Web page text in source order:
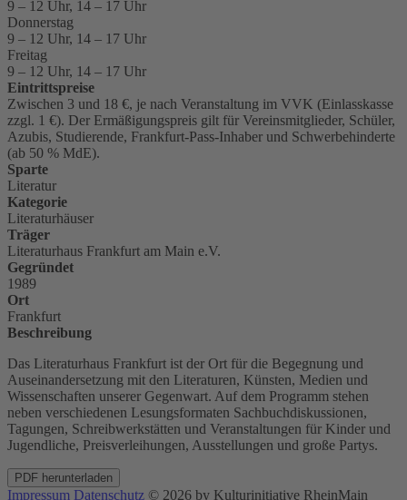
9 – 12 Uhr, 14 – 17 Uhr
Donnerstag
9 – 12 Uhr, 14 – 17 Uhr
Freitag
9 – 12 Uhr, 14 – 17 Uhr
Eintrittspreise
Zwischen 3 und 18 €, je nach Veranstaltung im VVK (Einlasskasse
zzgl. 1 €). Der Ermäßigungspreis gilt für Vereinsmitglieder, Schüler,
Azubis, Studierende, Frankfurt-Pass-Inhaber und Schwerbehinderte
(ab 50 % MdE).
Sparte
Literatur
Kategorie
Literaturhäuser
Träger
Literaturhaus Frankfurt am Main e.V.
Gegründet
1989
Ort
Frankfurt
Beschreibung
Das Literaturhaus Frankfurt ist der Ort für die Begegnung und
Auseinandersetzung mit den Literaturen, Künsten, Medien und
Wissenschaften unserer Gegenwart. Auf dem Programm stehen
neben verschiedenen Lesungsformaten Sachbuchdiskussionen,
Tagungen, Schreibwerkstätten und Veranstaltungen für Kinder und
Jugendliche, Preisverleihungen, Ausstellungen und große Partys.
PDF herunterladen
Impressum Datenschutz © 2026 by Kulturinitiative RheinMain